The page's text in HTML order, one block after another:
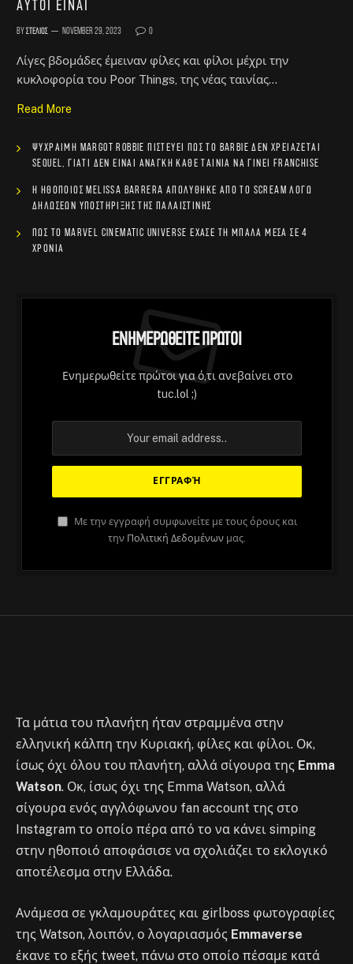
αυτοί είναι
By Στέλιος November 29, 2023 0
Λίγες βδομάδες έμειναν φίλες και φίλοι μέχρι την
κυκλοφορία του Poor Things, της νέας ταινίας…
Read More
Ψύχραιμη Margot Robbie πιστεύει πως το Barbie δεν χρειάζεται
sequel, γιατί δεν είναι ανάγκη κάθε ταινία να γίνει franchise
Η ηθοποιός Melissa Barrera απολύθηκε από το Scream λόγω
δηλώσεων υποστήριξης της Παλαιστίνης
Πώς το Marvel Cinematic Universe έχασε τη μπάλα μέσα σε 4
χρόνια
Ενημερωθείτε Πρώτοι
Ενημερωθείτε πρώτοι για ό,τι ανεβαίνει στο
tuc.lol ;)
Με την εγγραφή συμφωνείτε με τους όρους και
την Πολιτική Δεδομένων μας.
Ένα fan account της Emma Watson
Τα μάτια του πλανήτη ήταν στραμμένα στην
ελληνική κάλπη την Κυριακή, φίλες και φίλοι. Οκ,
ίσως όχι όλου του πλανήτη, αλλά σίγουρα της Emma
Watson. Οκ, ίσως όχι της Emma Watson, αλλά
σίγουρα ενός αγγλόφωνου fan account της στο
Instagram το οποίο πέρα από το να κάνει simping
στην ηθοποιό αποφάσισε να σχολιάζει το εκλογικό
αποτέλεσμα στην Ελλάδα.
Ανάμεσα σε γκλαμουράτες και girlboss φωτογραφίες
της Watson, λοιπόν, ο λογαριασμός Emmaverse
έκανε το εξής tweet, πάνω στο οποίο πέσαμε κατά